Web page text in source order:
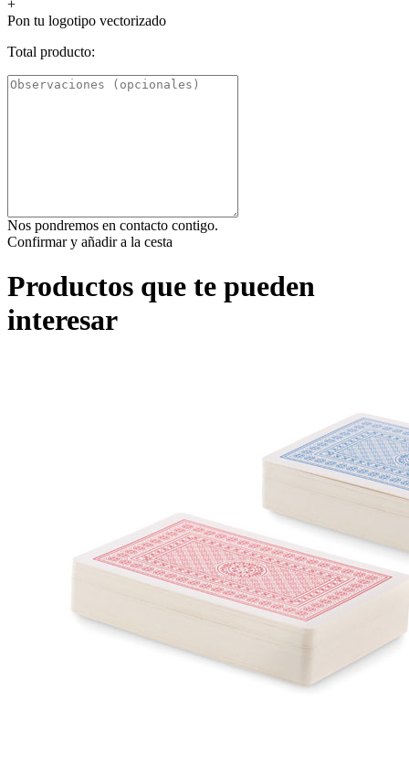
+
Pon tu logotipo vectorizado
Total producto:
Nos pondremos en contacto contigo.
Confirmar y añadir a la cesta
Productos que te pueden
interesar